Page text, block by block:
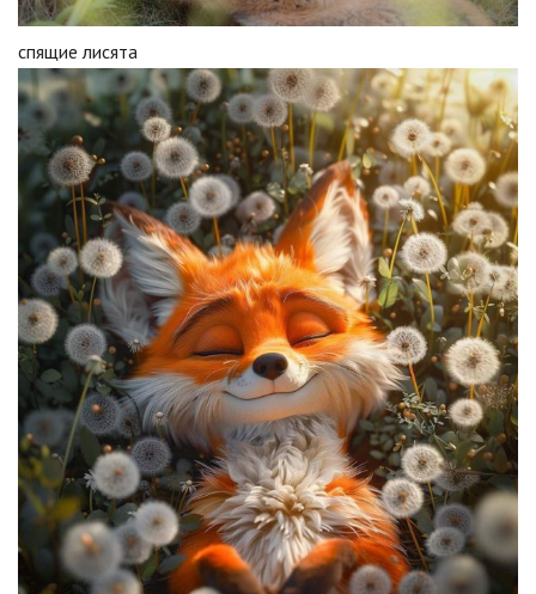
спящие лисята